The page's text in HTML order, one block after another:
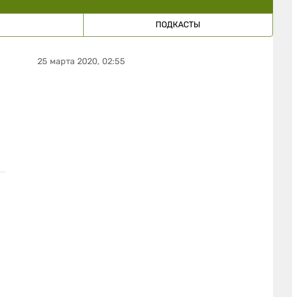
ПОДКАСТЫ
25 марта 2020, 02:55